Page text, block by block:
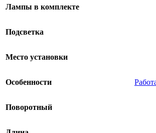
Лампы в комплекте
Подсветка
Место установки
Особенности
Поворотный